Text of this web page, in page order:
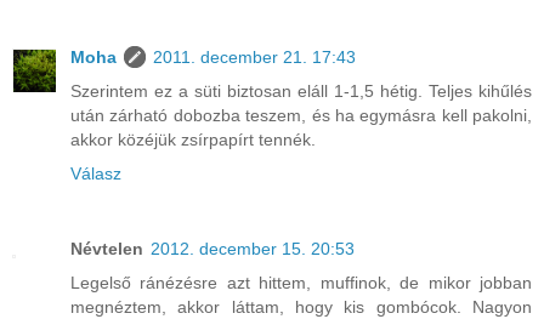
Moha
2011. december 21. 17:43
Szerintem ez a süti biztosan eláll 1-1,5 hétig. Teljes kihűlés
után zárható dobozba teszem, és ha egymásra kell pakolni,
akkor közéjük zsírpapírt tennék.
Válasz
Névtelen 2012. december 15. 20:53
Legelső ránézésre azt hittem, muffinok, de mikor jobban
megnéztem, akkor láttam, hogy kis gombócok. Nagyon